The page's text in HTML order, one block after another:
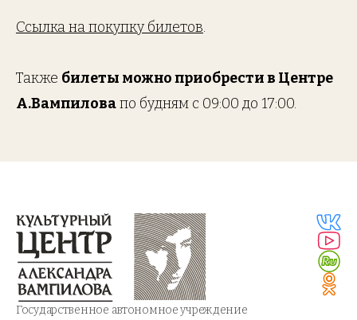
Ссылка на покупку билетов.
Также билеты можно приобрести в Центре
А.Вампиловапо будням с 09:00 до 17:00.
Государственное автономное учреждение